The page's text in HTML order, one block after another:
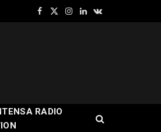
Facebook
X
Instagram
LinkedInVKontakte
RADIO